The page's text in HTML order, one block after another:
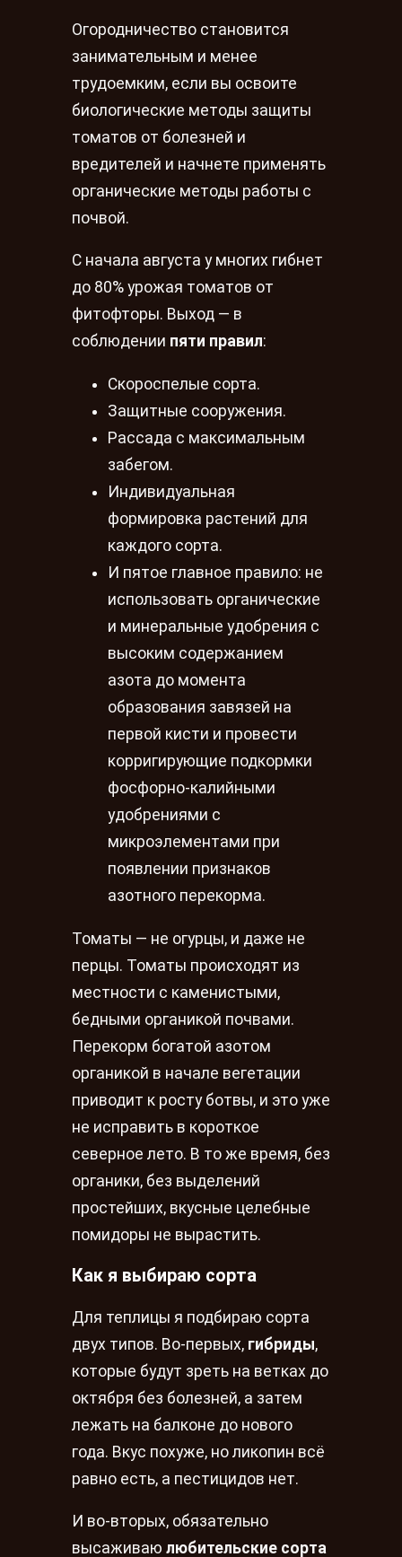
Огородничество становится
занимательным и менее
трудоемким, если вы освоите
биологические методы защиты
томатов от болезней и
вредителей и начнете применять
органические методы работы с
почвой.
С начала августа у многих гибнет
до 80% урожая томатов от
фитофторы. Выход — в
соблюдении пяти правил:
Скороспелые сорта.
Защитные сооружения.
Рассада с максимальным
забегом.
Индивидуальная
формировка растений для
каждого сорта.
И пятое главное правило: не
использовать органические
и минеральные удобрения с
высоким содержанием
азота до момента
образования завязей на
первой кисти и провести
корригирующие подкормки
фосфорно-калийными
удобрениями с
микроэлементами при
появлении признаков
азотного перекорма.
Томаты — не огурцы, и даже не
перцы. Томаты происходят из
местности с каменистыми,
бедными органикой почвами.
Перекорм богатой азотом
органикой в начале вегетации
приводит к росту ботвы, и это уже
не исправить в короткое
северное лето. В то же время, без
органики, без выделений
простейших, вкусные целебные
помидоры не вырастить.
Как я выбираю сорта
Для теплицы я подбираю сорта
двух типов. Во-первых, гибриды,
которые будут зреть на ветках до
октября без болезней, а затем
лежать на балконе до нового
года. Вкус похуже, но ликопин всё
равно есть, а пестицидов нет.
И во-вторых, обязательно
высаживаю любительские сорта